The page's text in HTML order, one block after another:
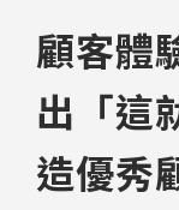
顧客體
出「這
造優秀